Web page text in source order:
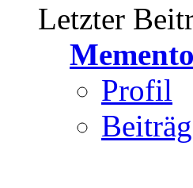
Letzter
Memento
Profil